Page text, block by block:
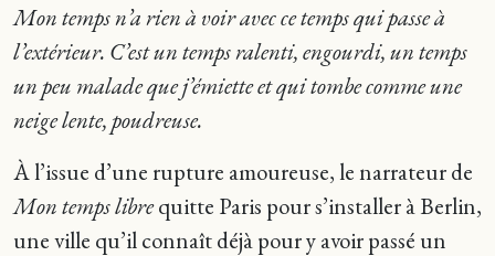
Mon temps n’a rien à voir avec ce temps qui passe à
l’extérieur. C’est un temps ralenti, engourdi, un temps
un peu malade que j’émiette et qui tombe comme une
neige lente, poudreuse.
À l’issue d’une rupture amoureuse, le narrateur de
Mon temps librequitte Paris pour s’installer à Berlin,
une ville qu’il connaît déjà pour y avoir passé un